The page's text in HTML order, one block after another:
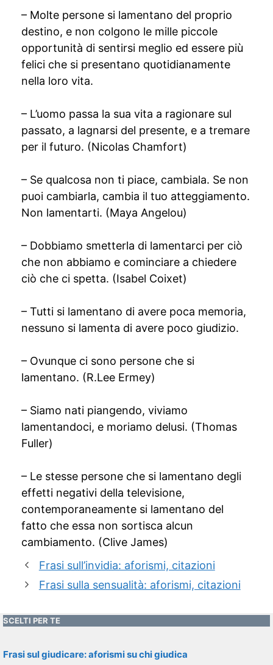
– Molte persone si lamentano del proprio
destino, e non colgono le mille piccole
opportunità di sentirsi meglio ed essere più
felici che si presentano quotidianamente
nella loro vita.
– L’uomo passa la sua vita a ragionare sul
passato, a lagnarsi del presente, e a tremare
per il futuro. (Nicolas Chamfort)
– Se qualcosa non ti piace, cambiala. Se non
puoi cambiarla, cambia il tuo atteggiamento.
Non lamentarti. (Maya Angelou)
– Dobbiamo smetterla di lamentarci per ciò
che non abbiamo e cominciare a chiedere
ciò che ci spetta. (Isabel Coixet)
– Tutti si lamentano di avere poca memoria,
nessuno si lamenta di avere poco giudizio.
– Ovunque ci sono persone che si
lamentano. (R.Lee Ermey)
– Siamo nati piangendo, viviamo
lamentandoci, e moriamo delusi. (Thomas
Fuller)
– Le stesse persone che si lamentano degli
effetti negativi della televisione,
contemporaneamente si lamentano del
fatto che essa non sortisca alcun
cambiamento. (Clive James)
Frasi sull’invidia: aforismi, citazioni
Frasi sulla sensualità: aforismi, citazioni
SCELTI PER TE
Frasi sul giudicare: aforismi su chi giudica